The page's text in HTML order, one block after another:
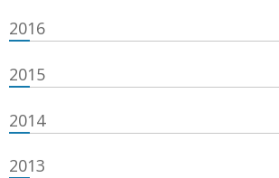
2016
2015
2014
2013